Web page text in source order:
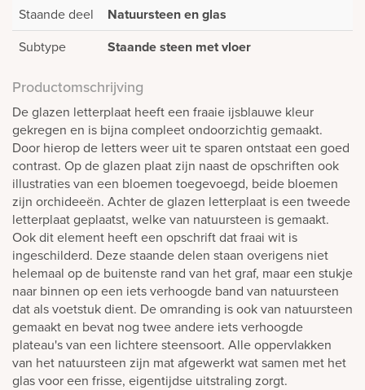
Staande deel Natuursteen en glas
Subtype Staande steen met vloer
Productomschrijving
De glazen letterplaat heeft een fraaie ijsblauwe kleur
gekregen en is bijna compleet ondoorzichtig gemaakt.
Door hierop de letters weer uit te sparen ontstaat een goed
contrast. Op de glazen plaat zijn naast de opschriften ook
illustraties van een bloemen toegevoegd, beide bloemen
zijn orchideeën. Achter de glazen letterplaat is een tweede
letterplaat geplaatst, welke van natuursteen is gemaakt.
Ook dit element heeft een opschrift dat fraai wit is
ingeschilderd. Deze staande delen staan overigens niet
helemaal op de buitenste rand van het graf, maar een stukje
naar binnen op een iets verhoogde band van natuursteen
dat als voetstuk dient. De omranding is ook van natuursteen
gemaakt en bevat nog twee andere iets verhoogde
plateau's van een lichtere steensoort. Alle oppervlakken
van het natuursteen zijn mat afgewerkt wat samen met het
glas voor een frisse, eigentijdse uitstraling zorgt.